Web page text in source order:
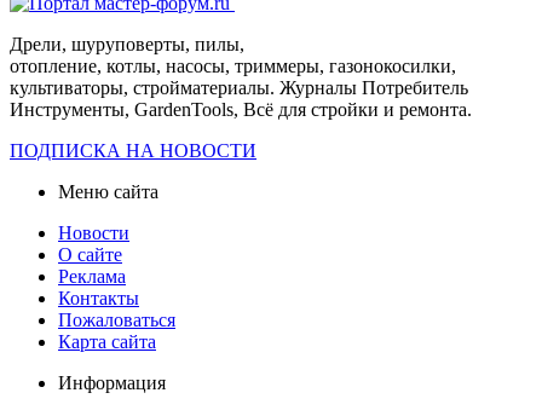
Дрели, шуруповерты, пилы,
отопление, котлы, насосы, триммеры, газонокосилки,
культиваторы, стройматериалы. Журналы Потребитель
Инструменты, GardenTools, Всё для стройки и ремонта.
ПОДПИСКА НА НОВОСТИ
Меню сайта
Новости
О сайте
Реклама
Контакты
Пожаловаться
Карта сайта
Информация